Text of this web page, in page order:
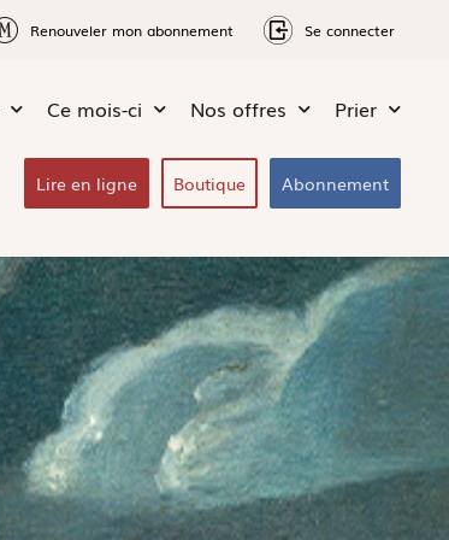
Renouveler mon abonnement Se connecter
Ce mois-ci Nos offres Prier
Lire en ligne Boutique Abonnement